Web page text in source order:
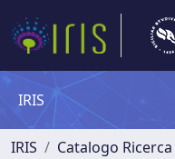
IRIS
IRIS Catalogo Ricerca